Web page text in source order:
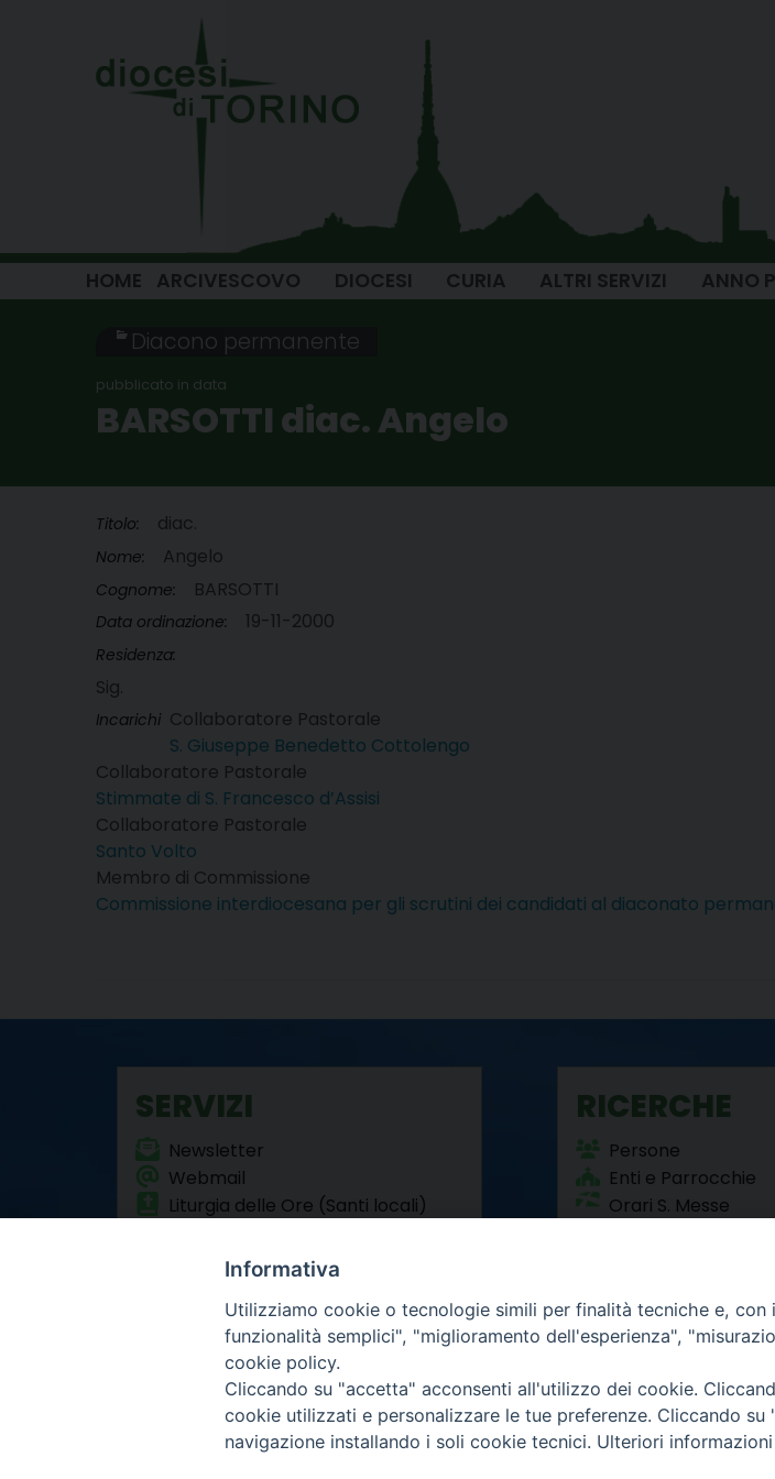
HOME ARCIVESCOVO DIOCESI CURIA ALTRI SERVIZI ANNO
Diacono permanente
BARSOTTI diac. Angelo
Titolo: diac.
Nome: Angelo
Cognome: BARSOTTI
Data ordinazione: 19-11-2000
Residenza:
Sig.
Incarichi Collaboratore Pastorale
S. Giuseppe Benedetto Cottolengo
Collaboratore Pastorale
Stimmate di S. Francesco d’Assisi
Collaboratore Pastorale
Santo Volto
Membro di Commissione
Commissione interdiocesana per gli scrutini dei candidati al diaconato
SERVIZI
Newsletter
Webmail
Liturgia delle Ore (Santi locali)
RICERCHE
Persone
Enti e Parrocchie
Orari S. Messe
Arcidiocesi di Torino
Curia metropolitana
Via dell'Arcivescovado 12 - 10121 Torino
Informativa
Utilizziamo cookie o tecnologie simili per finalità tecniche e,
funzionalità semplici", "miglioramento dell'esperienza",
cookie policy.
Cliccando su "accetta" acconsenti all'utilizzo dei cookie.
cookie utilizzati e personalizzare le tue preferenze. Cliccando
navigazione installando i soli cookie tecnici. Ulteriori